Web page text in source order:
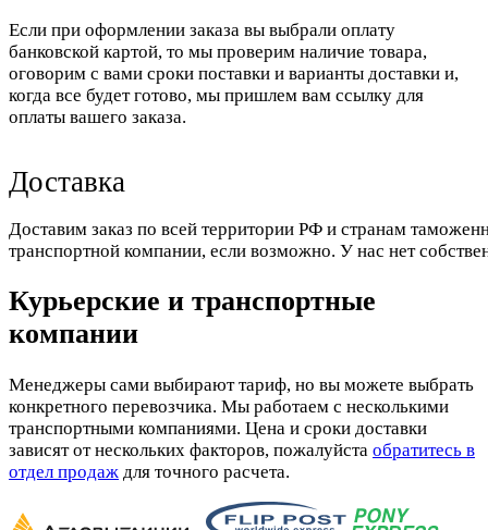
Если при оформлении заказа вы выбрали оплату
банковской картой, то мы проверим наличие товара,
оговорим с вами сроки поставки и варианты доставки и,
когда все будет готово, мы пришлем вам ссылку для
оплаты вашего заказа.
Доставка
Доставим заказ по всей территории РФ и странам
транспортной компании, если возможно. У нас нет
Курьерские и транспортные
компании
Менеджеры сами выбирают тариф, но вы можете выбрать
конкретного перевозчика. Мы работаем с несколькими
транспортными компаниями. Цена и сроки доставки
зависят от нескольких факторов, пожалуйста обратитесь в
отдел продаж для точного расчета.